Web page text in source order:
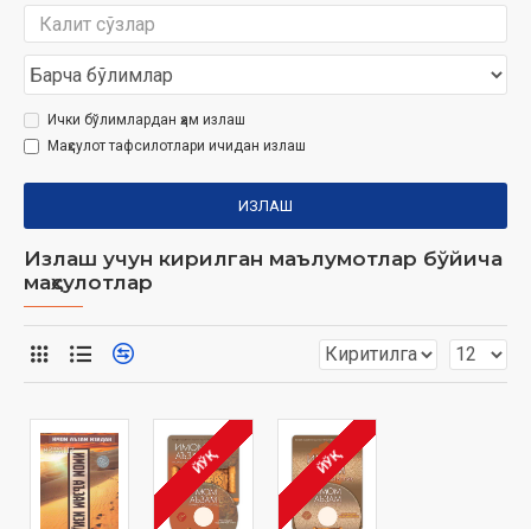
Ички бўлимлардан ҳам излаш
Маҳсулот тафсилотлари ичидан излаш
ИЗЛАШ
Излаш учун кирилган маълумотлар бўйича
маҳсулотлар
ЙЎҚ ЙЎҚ